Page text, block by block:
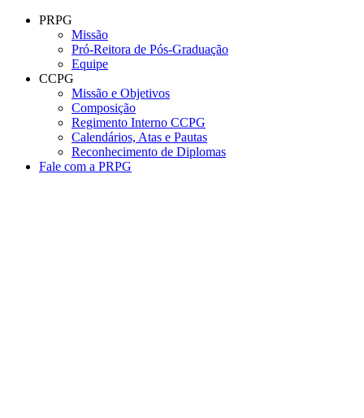
Conteúdo principal
PRPG
Missão
Pró-Reitora de Pós-Graduação
Equipe
CCPG
Missão e Objetivos
Composição
Regimento Interno CCPG
Calendários, Atas e Pautas
Reconhecimento de Diplomas
Fale com a PRPG